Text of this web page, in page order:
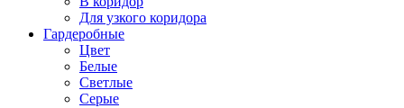
Для узкого коридора
Гардеробные
Цвет
Белые
Светлые
Серые